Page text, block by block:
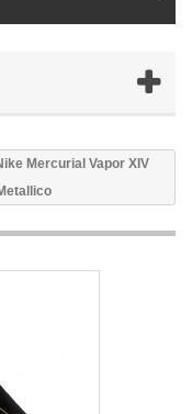
Mercurial Vapor XIV